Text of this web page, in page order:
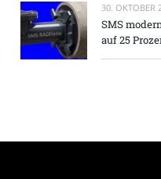
30. OKTOBER
SMS
auf 25